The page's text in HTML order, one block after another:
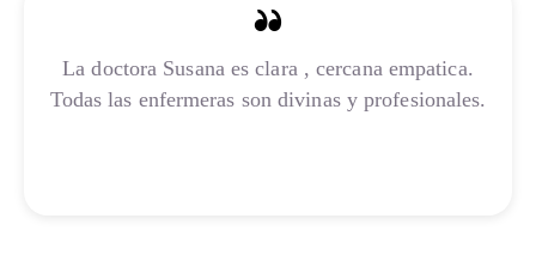
La doctora Susana es clara , cercana empatica.
Todas las enfermeras son divinas y profesionales.